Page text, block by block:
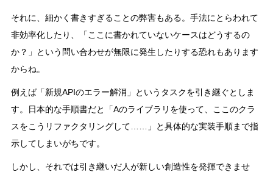
それに、細かく書きすぎることの弊害もある。手法にとらわれて
非効率化したり、「ここに書かれていないケースはどうするの
か？」という問い合わせが無限に発生したりする恐れもあります
からね。
例えば「新規APIのエラー解消」というタスクを引き継ぐとしま
す。日本的な手順書だと「Aのライブラリを使って、ここのクラ
スをこうリファクタリングして……」と具体的な実装手順まで指
示してしまいがちです。
しかし、それでは引き継いだ人が新しい創造性を発揮できませ